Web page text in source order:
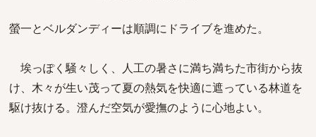
螢一とベルダンディーは順調にドライブを進めた。
埃っぽく騒々しく、人工の暑さに満ち満ちた市街から抜
け、木々が生い茂って夏の熱気を快適に遮っている林道を
駆け抜ける。澄んだ空気が愛撫のように心地よい。